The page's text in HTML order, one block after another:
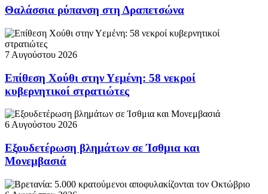
Θαλάσσια ρύπανση στη Δραπετσώνα
7 Αυγούστου 2026
Επίθεση Χούθι στην Υεμένη: 58 νεκροί
κυβερνητικοί στρατιώτες
6 Αυγούστου 2026
Εξουδετέρωση βλημάτων σε Ίσθμια και
Μονεμβασιά